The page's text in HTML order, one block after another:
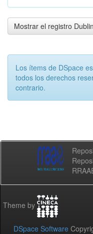
Mostrar el registro
Los ítems de DSpace
todos los derechos
contrario.
Theme by
DSpace Software